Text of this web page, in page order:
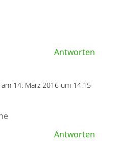
Antworten
am 14. März 2016 um 14:15
Antworten